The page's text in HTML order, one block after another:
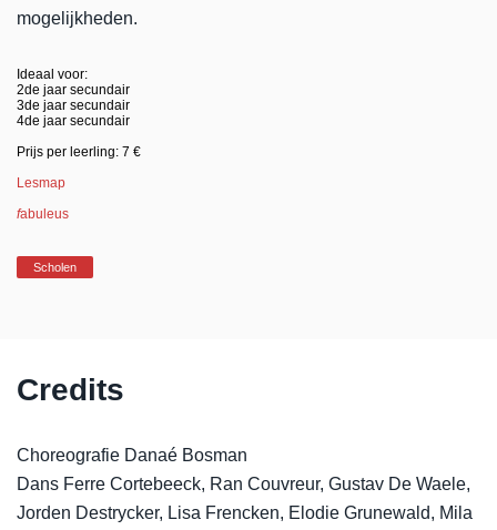
mogelijkheden.
Ideaal voor:
2de jaar secundair
3de jaar secundair
4de jaar secundair
Prijs per leerling: 7 €
Lesmap
fabuleus
Scholen
Credits
Choreografie Danaé Bosman
Dans Ferre Cortebeeck, Ran Couvreur, Gustav De Waele,
Jorden Destrycker, Lisa Frencken, Elodie Grunewald, Mila